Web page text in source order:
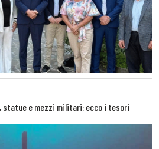
statue e mezzi militari: ecco i tesori